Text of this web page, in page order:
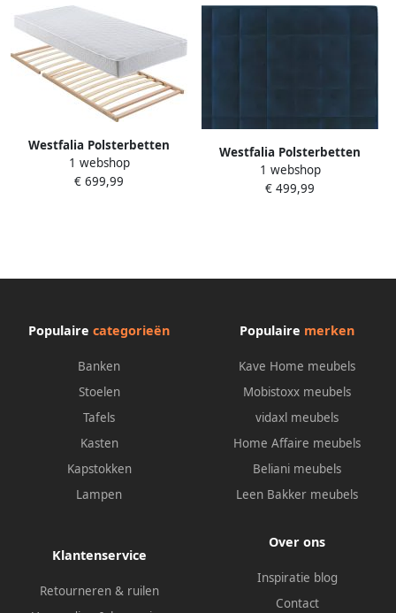
Westfalia Polsterbetten
Gestoffeerd bed met bedkist
bij uitvoering met matras
1 webshop
€ 699,99
Westfalia Polsterbetten
Gestoffeerd bed met bedkist
bij uitvoering met matras
1 webshop
€ 499,99
Populaire categorieën
Banken
Stoelen
Tafels
Kasten
Kapstokken
Lampen
Populaire merken
Kave Home meubels
Mobistoxx meubels
vidaxl meubels
Home Affaire meubels
Beliani meubels
Leen Bakker meubels
Klantenservice
Retourneren & ruilen
Over ons
Inspiratie blog
Contact